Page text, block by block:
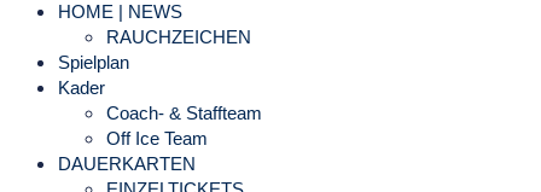
HOME | NEWS
RAUCHZEICHEN
Spielplan
Kader
Coach- & Staffteam
Off Ice Team
DAUERKARTEN